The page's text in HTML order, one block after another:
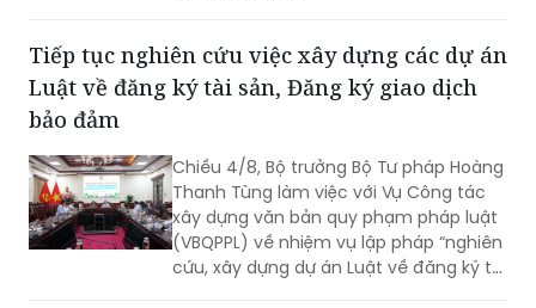
Tiếp tục nghiên cứu việc xây dựng các dự án
Luật về đăng ký tài sản, Đăng ký giao dịch
bảo đảm
Chiều 4/8, Bộ trưởng Bộ Tư pháp Hoàng
Thanh Tùng làm việc với Vụ Công tác
xây dựng văn bản quy phạm pháp luật
(VBQPPL) về nhiệm vụ lập pháp “nghiên
cứu, xây dựng dự án Luật về đăng ký tài